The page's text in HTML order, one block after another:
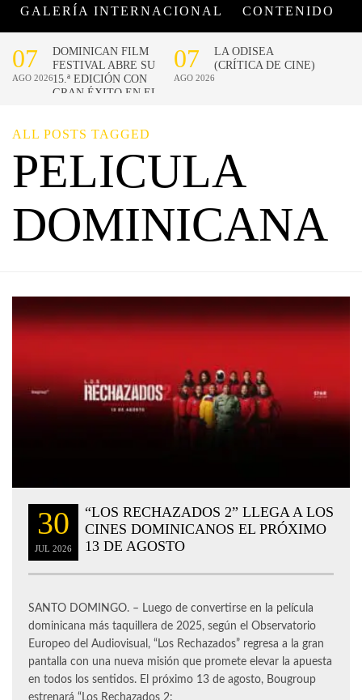
GALERÍA INTERNACIONAL CONTENIDO
ALL POSTS TAGGED
PELICULA
DOMINICANA
30
JUL 2026
“LOS RECHAZADOS 2” LLEGA A LOS
CINES DOMINICANOS EL PRÓXIMO
13 DE AGOSTO
SANTO DOMINGO. – Luego de convertirse en la película
dominicana más taquillera de 2025, según el Observatorio
Europeo del Audiovisual, “Los Rechazados” regresa a la gran
pantalla con una nueva misión que promete elevar la apuesta
en todos los sentidos. El próximo 13 de agosto, Bougroup
estrenará “Los Rechazados 2: